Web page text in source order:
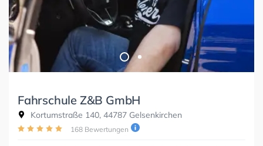
Fahrschule Z&B GmbH
Kortumstraße 140, 44787 Gelsenkirchen
168 Bewertungen